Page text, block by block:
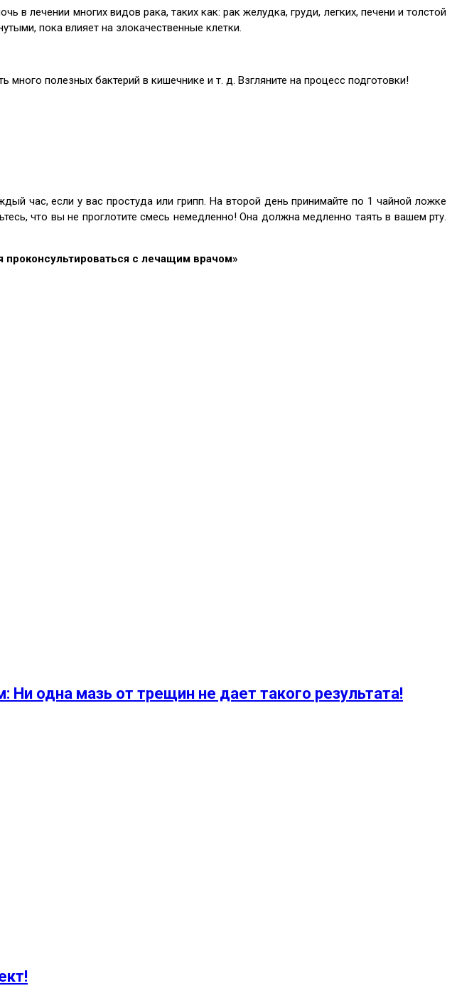
в лечении многих видов рака, таких как: рак желудка, груди, легких, печени и толстой
пока влияет на злокачественные клетки.
полезных бактерий в кишечнике и т. д. Взгляните на процесс подготовки!
час, если у вас простуда или грипп. На второй день принимайте по 1 чайной ложке
что вы не проглотите смесь немедленно! Она должна медленно таять в вашем рту.
с лечащим врачом»
одна мазь от трещин не дает такого результата!